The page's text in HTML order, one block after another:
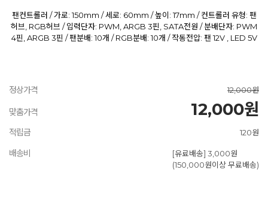
팬컨트롤러 / 가로: 150mm / 세로: 60mm / 높이: 17mm / 컨트롤러 유형: 팬
허브, RGB허브 / 입력단자: PWM, ARGB 3핀, SATA전원 / 분배단자: PWM
4핀, ARGB 3핀 / 팬분배: 10개 / RGB분배: 10개 / 작동전압: 팬 12V , LED 5V
정상가격 12,000원
맞춤가격 12,000원
적립금 120원
배송비
[유료배송] 3,000원
(150,000원이상 무료배송)